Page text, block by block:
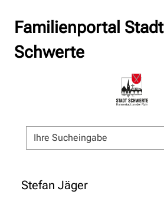
Familienportal Stadt
Schwerte
Stefan Jäger